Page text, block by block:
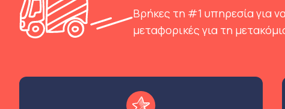
Βρήκες τη #1 υπηρεσία για
μεταφορικές για τη